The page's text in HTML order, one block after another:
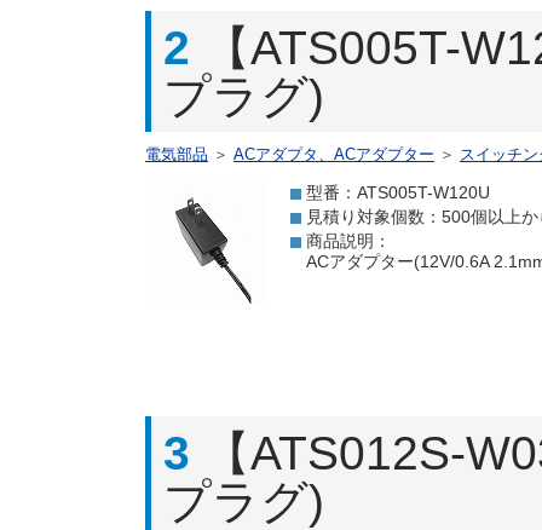
2
【ATS005T-
プラグ)
電気部品 ＞ ACアダプタ、ACアダプター ＞ スイッチ
型番：ATS005T-W120U
見積り対象個数：500個以上か
商品説明：
ACアダプター(12V/0.6A
3
【ATS012S-
プラグ)